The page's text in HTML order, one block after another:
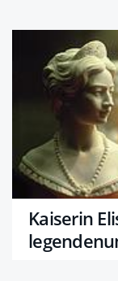
Kaiserin